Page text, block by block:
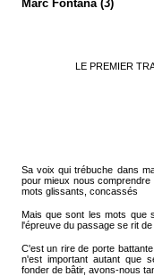
Marc Fontana (3)
LE PREMIER
Sa voix qui trébuche dans
pour mieux nous
mots glissants, concassés
Mais que sont les mots que
l'épreuve du passage se rit
C'est un rire de porte
n'est important autant que
fonder de bâtir, avons-nous